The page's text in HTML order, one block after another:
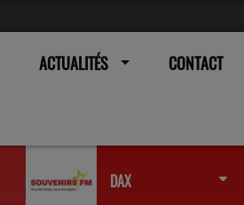
ACTUALITÉS CONTACT
DAX